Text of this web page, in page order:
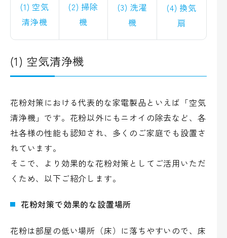
(1) 空気
清浄機
(2) 掃除
機
(3) 洗濯
機
(4) 換気
扇
(1) 空気清浄機
花粉対策における代表的な家電製品といえば「空気
清浄機」です。花粉以外にもニオイの除去など、各
社各様の性能も認知され、多くのご家庭でも設置さ
れています。
そこで、より効果的な花粉対策としてご活用いただ
くため、以下ご紹介します。
花粉対策で効果的な設置場所
花粉は部屋の低い場所（床）に落ちやすいので、床